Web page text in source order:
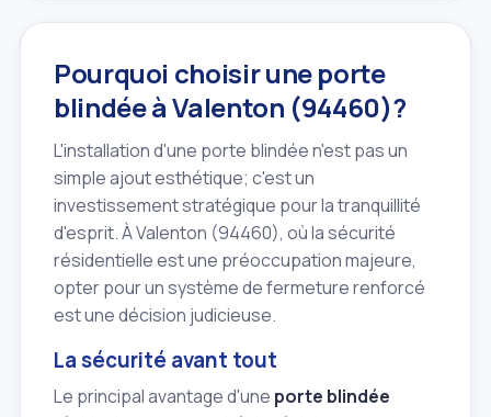
Pourquoi choisir une porte
blindée à Valenton (94460)?
L'installation d'une porte blindée n'est pas un
simple ajout esthétique; c'est un
investissement stratégique pour la tranquillité
d'esprit. À Valenton (94460), où la sécurité
résidentielle est une préoccupation majeure,
opter pour un système de fermeture renforcé
est une décision judicieuse.
La sécurité avant tout
Le principal avantage d'une porte blindée